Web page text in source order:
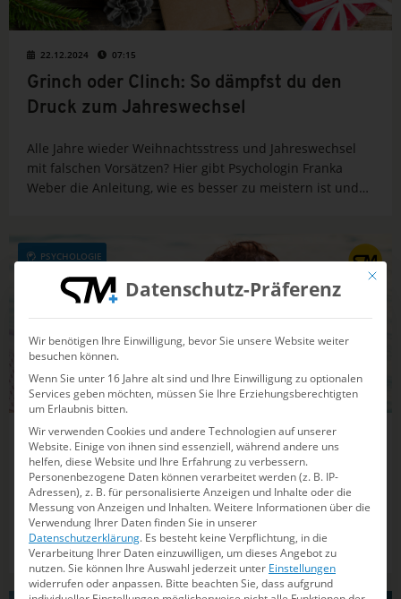
22.12.2024 07:15
Grinch oder Clinch: So dämpfst du den
Druck zum Jahreswechsel
Alle Jahre wieder Weihnachtsstress und Jahreswechsel
mit falschen Vorsätzen? Hier gibt Psychologin Franka
Weber die Anleitung, wie es besser zu meistern ist und
PSYCHOLOGIE
05.11.2024 13:44
Horcht in euch hinein
Der eine braucht mehr Ruhe, die andere braucht mehr
Anregung: DSV-Verbandspsychologin Franka Weber
erklärt, wie man in sich hineinhorcht und man das
optimale Leistungsniveau findet.
Mit
Datenschutz-Präferenz
Wir benötigen Ihre Einwilligung, bevor Sie unsere Website weiter
besuchen können.
Wenn Sie unter 16 Jahre alt sind und Ihre Einwilligung zu optionalen
Services geben möchten, müssen Sie Ihre Erziehungsberechtigten
um Erlaubnis bitten.
Wir verwenden Cookies und andere Technologien auf unserer
Website. Einige von ihnen sind essenziell, während andere uns
helfen, diese Website und Ihre Erfahrung zu verbessern.
Personenbezogene Daten können verarbeitet werden (z. B. IP-
Adressen), z. B. für personalisierte Anzeigen und Inhalte oder die
Messung von Anzeigen und Inhalten.Weitere Informationen über die
Verwendung Ihrer Daten finden Sie in unserer
Datenschutzerklärung. Es besteht keine Verpflichtung, in die
Verarbeitung Ihrer Daten einzuwilligen, um dieses Angebot zu
nutzen.Sie können Ihre Auswahl jederzeit unter Einstellungen
widerrufen oder anpassen. Bitte beachten Sie, dass aufgrund